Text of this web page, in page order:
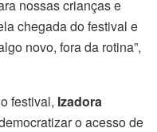
nossas crianças e
chegada do festival e
novo, fora da rotina”,
festival, Izadora
o acesso de